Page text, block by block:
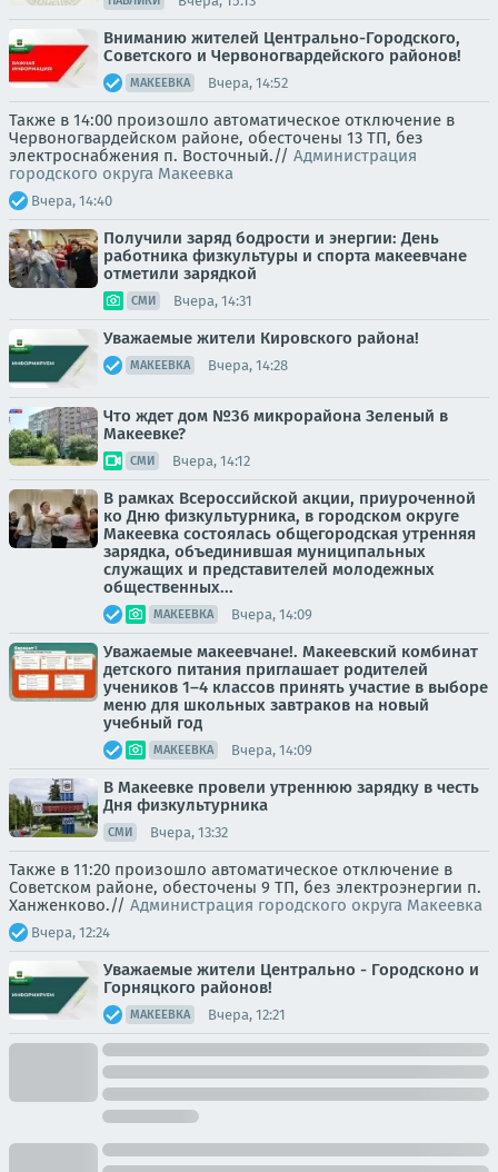
Вниманию жителей Центрально-Городского,
Советского и Червоногвардейского районов!
МАКЕЕВКА Вчера, 14:52
Также в 14:00 произошло автоматическое отключение в
Червоногвардейском районе, обесточены 13 ТП, без
электроснабжения п. Восточный.// Администрация
городского округа Макеевка
Вчера, 14:40
Получили заряд бодрости и энергии: День
работника физкультуры и спорта макеевчане
отметили зарядкой
СМИ Вчера, 14:31
Уважаемые жители Кировского района!
МАКЕЕВКА Вчера, 14:28
Что ждет дом №36 микрорайона Зеленый в
Макеевке?
СМИ Вчера, 14:12
В рамках Всероссийской акции, приуроченной
ко Дню физкультурника, в городском округе
Макеевка состоялась общегородская утренняя
зарядка, объединившая муниципальных
служащих и представителей молодежных
общественных...
МАКЕЕВКА Вчера, 14:09
Уважаемые макеевчане!. Макеевский комбинат
детского питания приглашает родителей
учеников 1–4 классов принять участие в выборе
меню для школьных завтраков на новый
учебный год
МАКЕЕВКА Вчера, 14:09
В Макеевке провели утреннюю зарядку в честь
Дня физкультурника
СМИ Вчера, 13:32
Также в 11:20 произошло автоматическое отключение в
Советском районе, обесточены 9 ТП, без электроэнергии п.
Ханженково.// Администрация городского округа Макеевка
Вчера, 12:24
Уважаемые жители Центрально - Городсконо и
Горняцкого районов!
МАКЕЕВКА Вчера, 12:21